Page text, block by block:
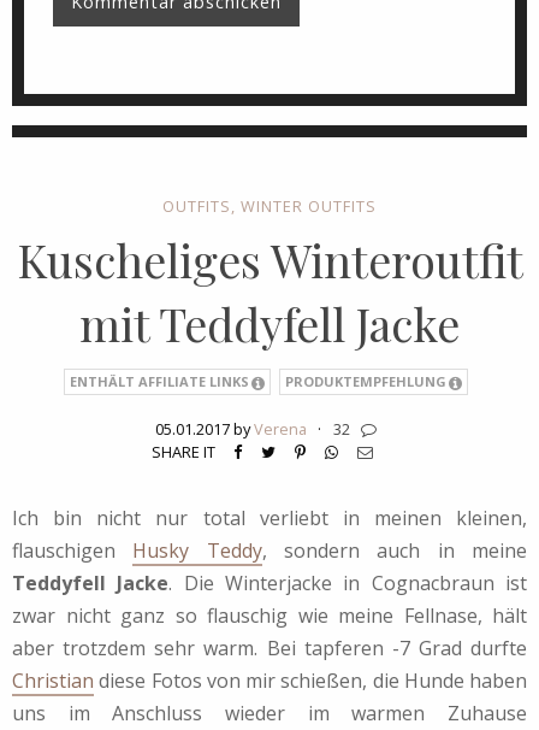
OUTFITS, WINTER OUTFITS
Kuscheliges Winteroutfit
mit Teddyfell Jacke
ENTHÄLT AFFILIATE LINKS PRODUKTEMPFEHLUNG
05.01.2017 byVerena ·
32
SHARE IT
Ich bin nicht nur total verliebt in meinen kleinen,
flauschigen Husky Teddy, sondern auch in meine
Teddyfell Jacke. Die Winterjacke in Cognacbraun ist
zwar nicht ganz so flauschig wie meine Fellnase, hält
aber trotzdem sehr warm. Bei tapferen -7 Grad durfte
Christian diese Fotos von mir schießen, die Hunde haben
uns im Anschluss wieder im warmen Zuhause